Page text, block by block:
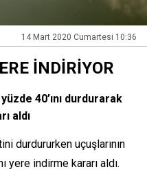
14 Mart 2020 Cumartesi 10:36
İNDİRİYOR
40’ını durdurarak
aldı
durdururken uçuşlarının
yere indirme kararı aldı.